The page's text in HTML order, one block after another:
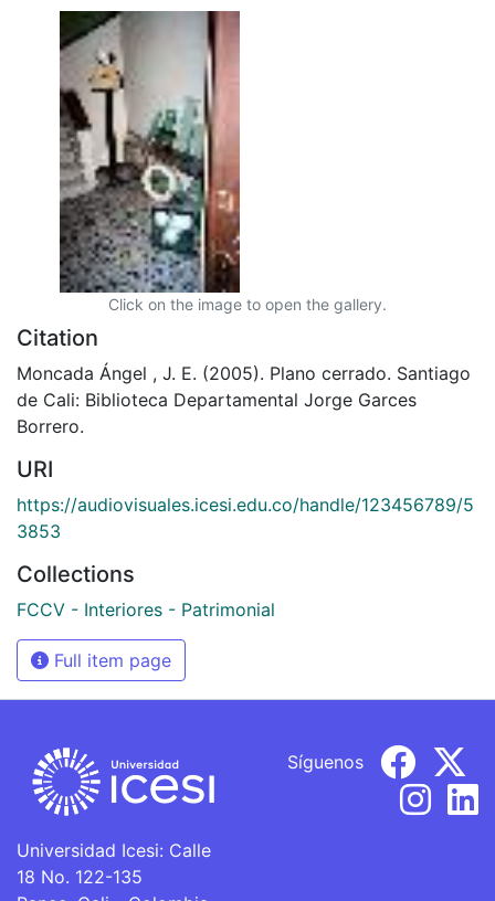
Click on the image to open the gallery.
Citation
Moncada Ángel , J. E. (2005). Plano cerrado. Santiago
de Cali: Biblioteca Departamental Jorge Garces
Borrero.
URI
https://audiovisuales.icesi.edu.co/handle/123456789/5
3853
Collections
FCCV - Interiores - Patrimonial
Full item page
Universidad Icesi: Calle
18 No. 122-135
Síguenos